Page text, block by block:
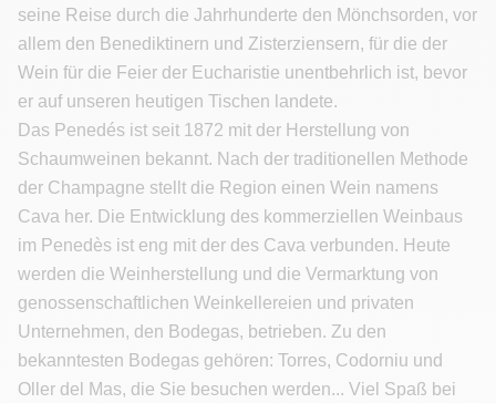
seine Reise durch die Jahrhunderte den Mönchsorden, vor
allem den Benediktinern und Zisterziensern, für die der
Wein für die Feier der Eucharistie unentbehrlich ist, bevor
er auf unseren heutigen Tischen landete.
Das Penedés ist seit 1872 mit der Herstellung von
Schaumweinen bekannt. Nach der traditionellen Methode
der Champagne stellt die Region einen Wein namens
Cava her. Die Entwicklung des kommerziellen Weinbaus
im Penedès ist eng mit der des Cava verbunden. Heute
werden die Weinherstellung und die Vermarktung von
genossenschaftlichen Weinkellereien und privaten
Unternehmen, den Bodegas, betrieben. Zu den
bekanntesten Bodegas gehören: Torres, Codorniu und
Oller del Mas, die Sie besuchen werden... Viel Spaß bei